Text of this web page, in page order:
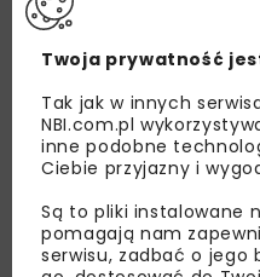
Twoja prywatność
Tak jak w innych
NBI.com.pl
inne podobne
Ciebie przyjazny i
Są to pliki instalowane
pomagają nam
serwisu, zadbać o jego